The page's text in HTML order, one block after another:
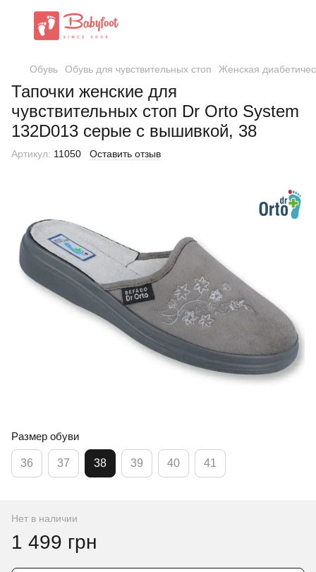
Обувь Обувь для чувствительных стоп Женская
Тапочки женские для
чувствительных стоп Dr Orto System
132D013 серые с вышивкой, 38
Артикул: 11050 Оставить отзыв
Размер обуви
36 37 38 39 40 41
Нет в наличии
1 499 грн